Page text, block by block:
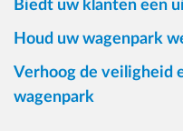
Biedt uw klanten een
Houd uw wagenpark
Verhoog de veiligheid
wagenpark